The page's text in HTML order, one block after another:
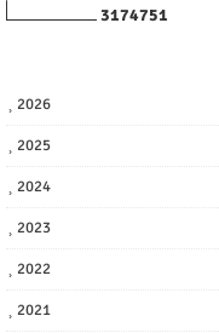
3174751
2026
2025
2024
2023
2022
2021